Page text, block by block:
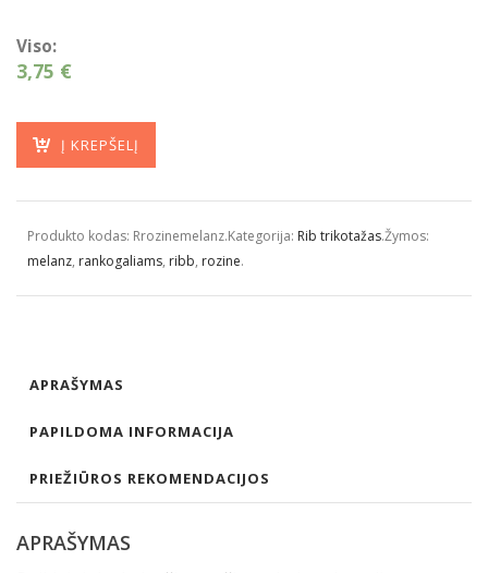
Viso:
3,75 €
Į KREPŠELĮ
Produkto kodas: Rrozinemelanz.Kategorija: Rib trikotažas.Žymos:
melanz, rankogaliams, ribb, rozine.
APRAŠYMAS
PAPILDOMA INFORMACIJA
PRIEŽIŪROS REKOMENDACIJOS
APRAŠYMAS